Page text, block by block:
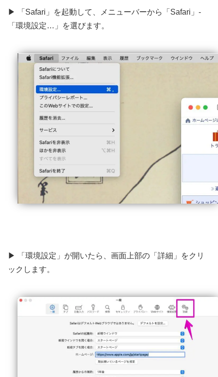
▶ 「Safari」を起動して、メニューバーから「Safari」-
「環境設定…」を選びます。
▶ 「環境設定」が開いたら、画面上部の「詳細」をクリ
ックします。